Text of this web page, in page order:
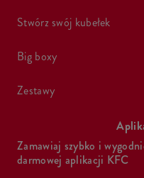
stwórz swój kubełek
big boxy
zestawy
Zamawiaj szybko i
darmowej aplikacji KFC